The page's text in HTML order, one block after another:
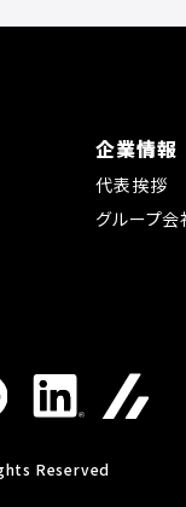
企業情報
代表挨拶
グループ会
Reserved